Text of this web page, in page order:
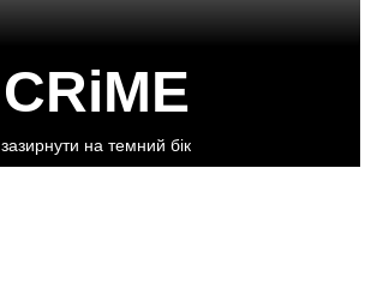
CRiME
зазирнути на темний бік